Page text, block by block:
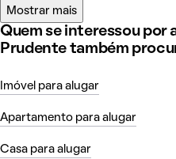
Mostrar mais
Quem se interessou por
Prudente também
Imóvel para alugar
Apartamento para alugar
Casa para alugar